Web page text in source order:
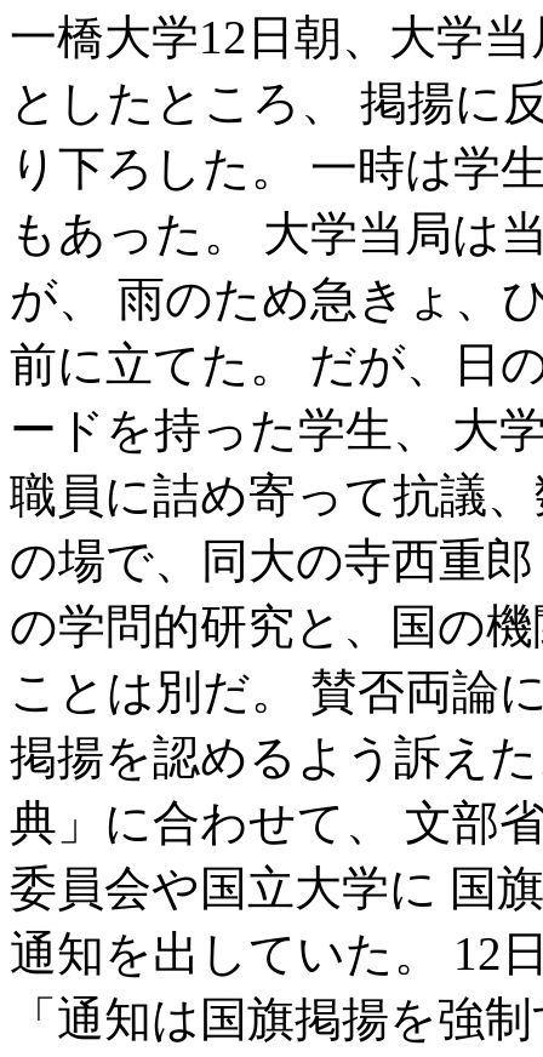
一橋大学12日朝、大学
としたところ、 掲揚に
り下ろした。 一時は学
もあった。 大学当局は
が、 雨のため急きょ、
前に立てた。 だが、日
ードを持った学生、 大
職員に詰め寄って抗議
の場で、同大の寺西重
の学問的研究と、国の
ことは別だ。 賛否両論
掲揚を認めるよう訴え
典」に合わせて、 文部
委員会や国立大学に 国
通知を出していた。 12
「通知は国旗掲揚を強